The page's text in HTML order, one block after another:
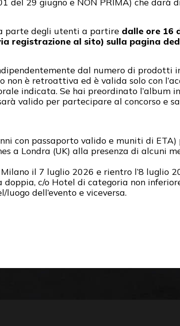
del 29 giugno e NON PRIMA) che darà
parte degli utenti a partire dalle ore 16
registrazione al sito) sulla pagina
dal numero di prodotti
è retroattiva ed è valida solo con
indicata. Se hai preordinato l’album
valido per partecipare al concorso e
con passaporto valido e muniti di ETA)
a Londra (UK) alla presenza di alcuni
il 7 luglio 2026 e rientro l’8 luglio
c/o Hotel di categoria non
dell’evento e viceversa.